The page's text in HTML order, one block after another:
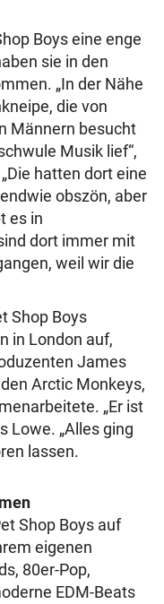
Boys eine enge
sie in den
„In der Nähe
die von
Männern besucht
Musik lief“,
hatten dort eine
obszön, aber
es in
dort immer mit
weil wir die
Shop Boys
in London auf,
James
Arctic Monkeys,
„Er ist
Lowe. „Alles ging
lassen.
Shop Boys auf
eigenen
80er-Pop,
EDM-Beats